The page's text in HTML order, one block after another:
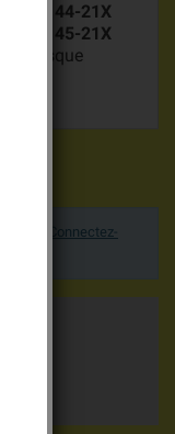
144-21X
145-21X
masque
avis.
Connectez-